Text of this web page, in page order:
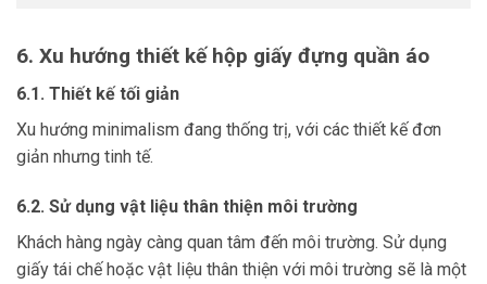
6. Xu hướng thiết kế hộp giấy đựng quần áo
6.1. Thiết kế tối giản
Xu hướng minimalism đang thống trị, với các thiết kế đơn
giản nhưng tinh tế.
6.2. Sử dụng vật liệu thân thiện môi trường
Khách hàng ngày càng quan tâm đến môi trường. Sử dụng
giấy tái chế hoặc vật liệu thân thiện với môi trường sẽ là một